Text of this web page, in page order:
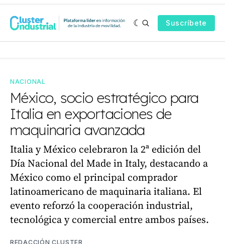
Suscríbete
NACIONAL
México, socio estratégico para
Italia en exportaciones de
maquinaria avanzada
Italia y México celebraron la 2ª edición del
Día Nacional del Made in Italy, destacando a
México como el principal comprador
latinoamericano de maquinaria italiana. El
evento reforzó la cooperación industrial,
tecnológica y comercial entre ambos países.
REDACCIÓN CLUSTER